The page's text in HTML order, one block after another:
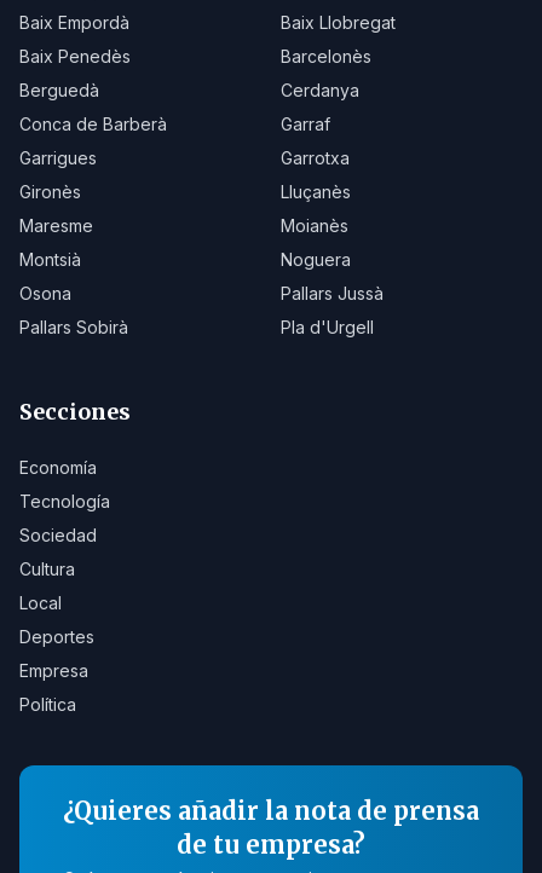
Baix Empordà
Baix Llobregat
Baix Penedès
Barcelonès
Berguedà
Cerdanya
Conca de Barberà
Garraf
Garrigues
Garrotxa
Gironès
Lluçanès
Maresme
Moianès
Montsià
Noguera
Osona
Pallars Jussà
Pallars Sobirà
Pla d'Urgell
Secciones
Economía
Tecnología
Sociedad
Cultura
Local
Deportes
Empresa
Política
¿Quieres añadir la nota de prensa
de tu empresa?